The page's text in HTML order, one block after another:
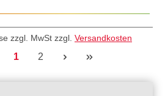
zzgl. MwSt zzgl. Versandkosten
Seite
1 Seite
2